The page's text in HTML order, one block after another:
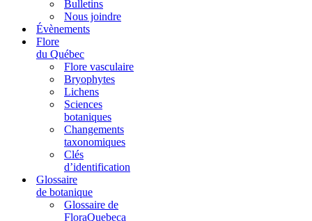
Bulletins
Nous joindre
Évènements
Flore
du Québec
Flore vasculaire
Bryophytes
Lichens
Sciences
botaniques
Changements
taxonomiques
Clés
d’identification
Glossaire
de botanique
Glossaire de
FloraQuebeca